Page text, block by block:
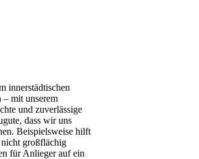
innerstädtischen
– mit unserem
und zuverlässige
dass wir uns
Beispielsweise hilft
nicht großflächig
für Anlieger auf ein